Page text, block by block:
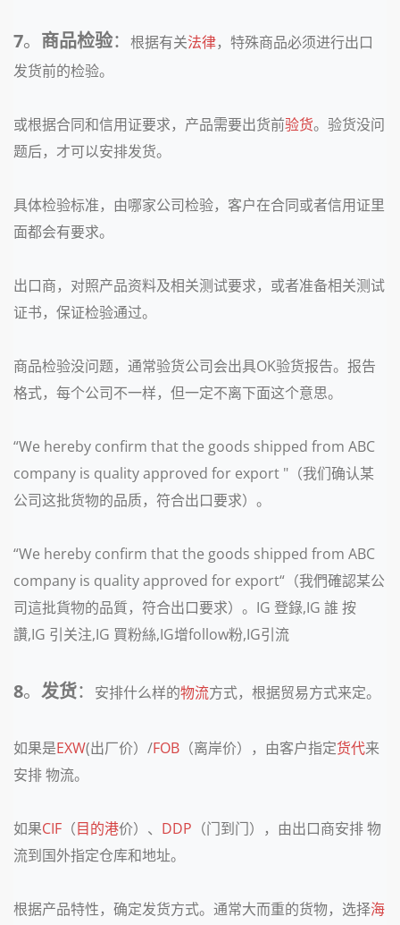
7。 商品检验： 根据有关法律，特殊商品必须进行出口
发货前的检验。
或根据合同和信用证要求，产品需要出货前验货。验货没问
题后，才可以安排发货。
具体检验标准，由哪家公司检验，客户在合同或者信用证里
面都会有要求。
出口商，对照产品资料及相关测试要求，或者准备相关测试
证书，保证检验通过。
商品检验没问题，通常验货公司会出具OK验货报告。报告
格式，每个公司不一样，但一定不离下面这个意思。
“We hereby confirm that the goods shipped from ABC
company is quality approved for export "（我们确认某
公司这批货物的品质，符合出口要求）。
“We hereby confirm that the goods shipped from ABC
company is quality approved for export“（我們確認某公
司這批貨物的品質，符合出口要求）。IG 登錄,IG 誰 按
讚,IG 引关注,IG 買粉絲,IG增follow粉,IG引流
8。 发货： 安排什么样的物流方式，根据贸易方式来定。
如果是EXW(出厂价）/FOB （离岸价），由客户指定货代来
安排 物流。
如果CIF （目的港价）、 DDP （门到门），由出口商安排 物
流到国外指定仓库和地址。
根据产品特性，确定发货方式。通常大而重的货物，选择海